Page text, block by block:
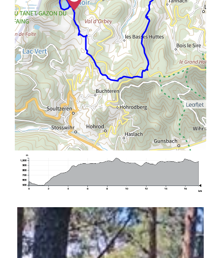
Leaflet